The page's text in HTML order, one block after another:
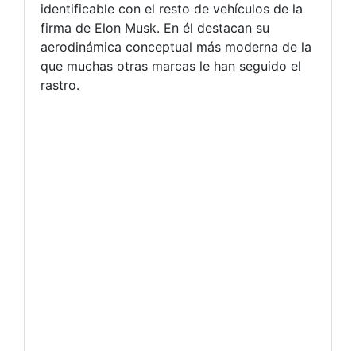
identificable con el resto de vehículos de la
firma de Elon Musk. En él destacan su
aerodinámica conceptual más moderna de la
que muchas otras marcas le han seguido el
rastro.